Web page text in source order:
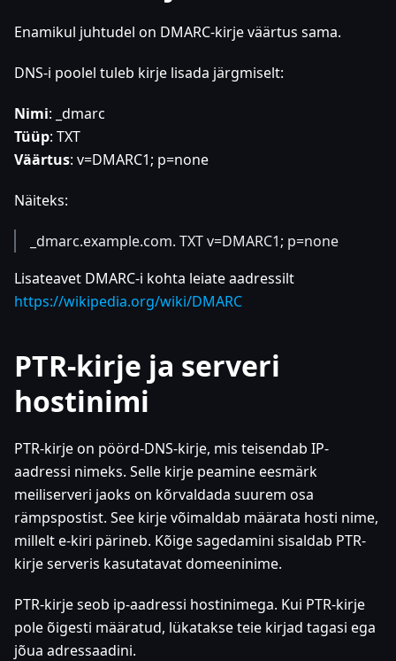
Enamikul juhtudel on DMARC-kirje väärtus sama.
DNS-i poolel tuleb kirje lisada järgmiselt:
Nimi: _dmarc
Tüüp: TXT
Väärtus: v=DMARC1; p=none
Näiteks:
_dmarc.example.com. TXT v=DMARC1; p=none
Lisateavet DMARC-i kohta leiate aadressilt
https://wikipedia.org/wiki/DMARC
PTR-kirje ja serveri
hostinimi
PTR-kirje on pöörd-DNS-kirje, mis teisendab IP-
aadressi nimeks. Selle kirje peamine eesmärk
meiliserveri jaoks on kõrvaldada suurem osa
rämpspostist. See kirje võimaldab määrata hosti nime,
millelt e-kiri pärineb. Kõige sagedamini sisaldab PTR-
kirje serveris kasutatavat domeeninime.
PTR-kirje seob ip-aadressi hostinimega. Kui PTR-kirje
pole õigesti määratud, lükatakse teie kirjad tagasi ega
jõua adressaadini.